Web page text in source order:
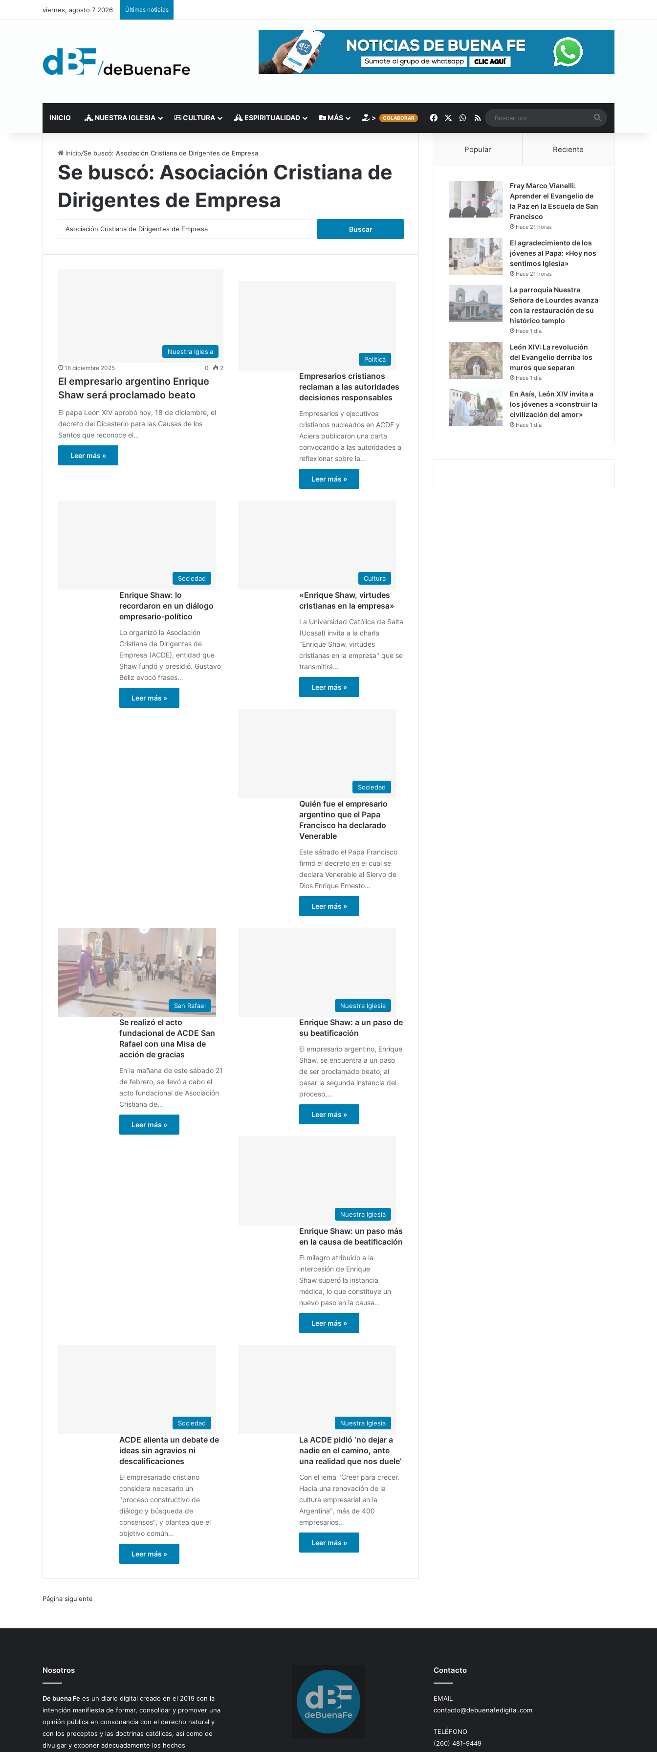
viernes, agosto 7 2026 Últimas noticias
INICIO NUESTRA IGLESIA CULTURA ESPIRITUALIDAD MÁS > COLABORAR Facebook WhatsApp
RSS
por
Inicio/Se buscó: Asociación Cristiana de Dirigentes de Empresa
Se buscó: Asociación Cristiana de
Dirigentes de Empresa
Nuestra Iglesia
18 diciembre 2025 0 2
El empresario argentino Enrique
Shaw será proclamado beato
El papa León XIV aprobó hoy, 18 de diciembre, el
decreto del Dicasterio para las Causas de los
Santos que reconoce el…
Leer más »
Politica
Empresarios cristianos
reclaman a las autoridades
decisiones responsables
Empresarios y ejecutivos
cristianos nucleados en ACDE y
Aciera publicaron una carta
convocando a las autoridades a
reflexionar sobre la…
Leer más »
Sociedad
Enrique Shaw: lo
recordaron en un diálogo
empresario-político
Lo organizó la Asociación
Cristiana de Dirigentes de
Empresa (ACDE), entidad que
Shaw fundó y presidió. Gustavo
Béliz evocó frases…
Leer más »
Cultura
«Enrique Shaw, virtudes
cristianas en la empresa»
La Universidad Católica de Salta
(Ucasal) invita a la charla
"Enrique Shaw, virtudes
cristianas en la empresa" que se
transmitirá…
Leer más »
Sociedad
Quién fue el empresario
argentino que el Papa
Francisco ha declarado
Venerable
Este sábado el Papa Francisco
firmó el decreto en el cual se
declara Venerable al Siervo de
Dios Enrique Ernesto…
Leer más »
San Rafael
0
151
Se realizó el acto
fundacional de ACDE San
Rafael con una Misa de
acción de gracias
En la mañana de este sábado 21
de febrero, se llevó a cabo el
acto fundacional de Asociación
Cristiana de…
Leer más »
Nuestra Iglesia
Enrique Shaw: a un paso de
su beatificación
El empresario argentino, Enrique
Shaw, se encuentra a un paso
de ser proclamado beato, al
pasar la segunda instancia del
proceso,…
Leer más »
Nuestra Iglesia
Enrique Shaw: un paso más
en la causa de beatificación
El milagro atribuido a la
intercesión de Enrique
Shaw superó la instancia
médica, lo que constituye un
nuevo paso en la causa…
Leer más »
Sociedad
ACDE alienta un debate de
ideas sin agravios ni
descalificaciones
El empresariado cristiano
considera necesario un
"proceso constructivo de
diálogo y búsqueda de
consensos", y plantea que el
objetivo común…
Leer más »
Nuestra Iglesia
La ACDE pidió ‘no dejar a
nadie en el camino, ante
una realidad que nos duele’
Con el lema "Creer para crecer.
Hacia una renovación de la
cultura empresarial en la
Argentina", más de 400
empresarios…
Leer más »
Página siguiente
Popular Reciente
Fray Marco Vianelli:
Aprender el Evangelio de
la Paz en la Escuela de San
Francisco
Hace 21 horas
El agradecimiento de los
jóvenes al Papa: «Hoy nos
sentimos Iglesia»
Hace 21 horas
La parroquia Nuestra
Señora de Lourdes avanza
con la restauración de su
histórico templo
Hace 1 día
León XIV: La revolución
del Evangelio derriba los
muros que separan
Hace 1 día
En Asís, León XIV invita a
los jóvenes a «construir la
civilización del amor»
Hace 1 día
Nosotros
De buena Fe es un diario digital creado en el 2019 con la
intención manifiesta de formar, consolidar y promover una
opinión pública en consonancia con el derecho natural y
con los preceptos y las doctrinas católicas, así como de
divulgar y exponer adecuadamente los hechos
Contacto
EMAIL
contacto@debuenafedigital.com
TELÉFONO
(260) 481-9449